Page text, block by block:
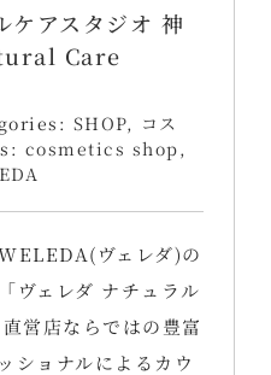
ケアスタジオ 神
Care
SHOP, コス
cosmetics shop ,
ヴェレダ)の
ヴェレダ ナチュラル
営店ならではの豊富
ショナルによるカウ